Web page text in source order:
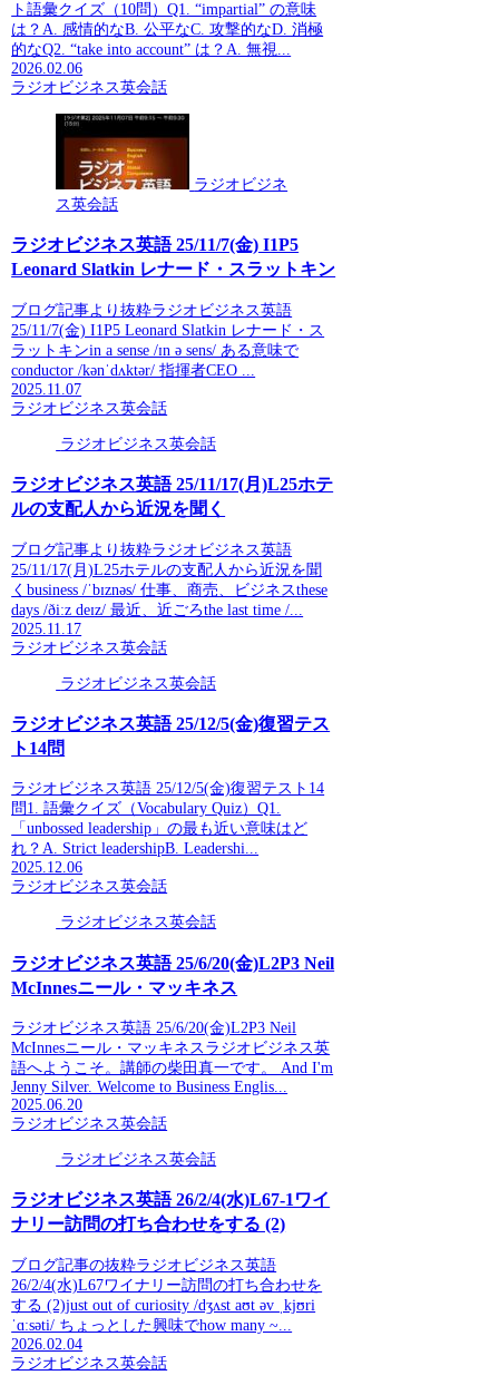
ト語彙クイズ（10問）Q1. “impartial” の意味
は？A. 感情的なB. 公平なC. 攻撃的なD. 消極
的なQ2. “take into account” は？A. 無視...
2026.02.06
ラジオビジネス英会話
ラジオビジネ
ス英会話
ラジオビジネス英語 25/11/7(金) I1P5
Leonard Slatkin レナード・スラットキン
ブログ記事より抜粋ラジオビジネス英語
25/11/7(金) I1P5 Leonard Slatkin レナード・ス
ラットキンin a sense /ɪn ə sens/ ある意味で
conductor /kənˈdʌktər/ 指揮者CEO ...
2025.11.07
ラジオビジネス英会話
ラジオビジネス英会話
ラジオビジネス英語 25/11/17(月)L25ホテ
ルの支配人から近況を聞く
ブログ記事より抜粋ラジオビジネス英語
25/11/17(月)L25ホテルの支配人から近況を聞
くbusiness /ˈbɪznəs/ 仕事、商売、ビジネスthese
days /ðiːz deɪz/ 最近、近ごろthe last time /...
2025.11.17
ラジオビジネス英会話
ラジオビジネス英会話
ラジオビジネス英語 25/12/5(金)復習テス
ト14問
ラジオビジネス英語 25/12/5(金)復習テスト14
問1. 語彙クイズ（Vocabulary Quiz）Q1.
「unbossed leadership」の最も近い意味はど
れ？A. Strict leadershipB. Leadershi...
2025.12.06
ラジオビジネス英会話
ラジオビジネス英会話
ラジオビジネス英語 25/6/20(金)L2P3 Neil
McInnesニール・マッキネス
ラジオビジネス英語 25/6/20(金)L2P3 Neil
McInnesニール・マッキネスラジオビジネス英
語へようこそ。講師の柴田真一です。 And I'm
Jenny Silver. Welcome to Business Englis...
2025.06.20
ラジオビジネス英会話
ラジオビジネス英会話
ラジオビジネス英語 26/2/4(水)L67-1ワイ
ナリー訪問の打ち合わせをする (2)
ブログ記事の抜粋ラジオビジネス英語
26/2/4(水)L67ワイナリー訪問の打ち合わせを
する (2)just out of curiosity /dʒʌst aʊt əv ˌkjʊri
ˈɑːsəti/ ちょっとした興味でhow many ~...
2026.02.04
ラジオビジネス英会話